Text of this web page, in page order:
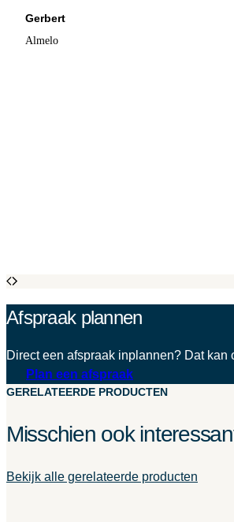
Gerbert
Almelo
Afspraak plannen
Direct een afspraak inplannen? Dat kan
Plan een afspraak
GERELATEERDE PRODUCTEN
Misschien ook
Bekijk alle gerelateerde producten